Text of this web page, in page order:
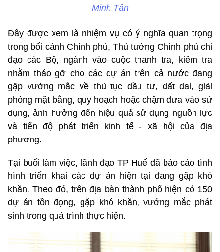
Minh Tân
Đây được xem là nhiệm vụ có ý nghĩa quan trọng
trong bối cảnh Chính phủ, Thủ tướng Chính phủ chỉ
đạo các Bộ, ngành vào cuộc thanh tra, kiểm tra
nhằm tháo gỡ cho các dự án trên cả nước đang
gặp vướng mắc về thủ tục đầu tư, đất đai, giải
phóng mặt bằng, quy hoạch hoặc chậm đưa vào sử
dụng, ảnh hưởng đến hiệu quả sử dụng nguồn lực
và tiến độ phát triển kinh tế - xã hội của địa
phương.
Tại buổi làm việc, lãnh đạo TP Huế đã báo cáo tình
hình triển khai các dự án hiện tại đang gặp khó
khăn. Theo đó, trên địa bàn thành phố hiện có 150
dự án tồn đọng, gặp khó khăn, vướng mắc phát
sinh trong quá trình thực hiện.